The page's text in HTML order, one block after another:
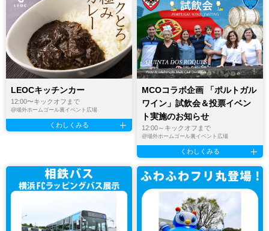
LEOCキッチンカー
12:00〜キックオフまで
@場外ホームゴール裏イベント広場
くわしくみる
MCOコラボ企画 「ポルトガル
ワイン」試飲会＆投票イベン
ト実施のお知らせ
12:00～キックオフまで
@場外ホームゴール裏イベント広場
くわしくみる